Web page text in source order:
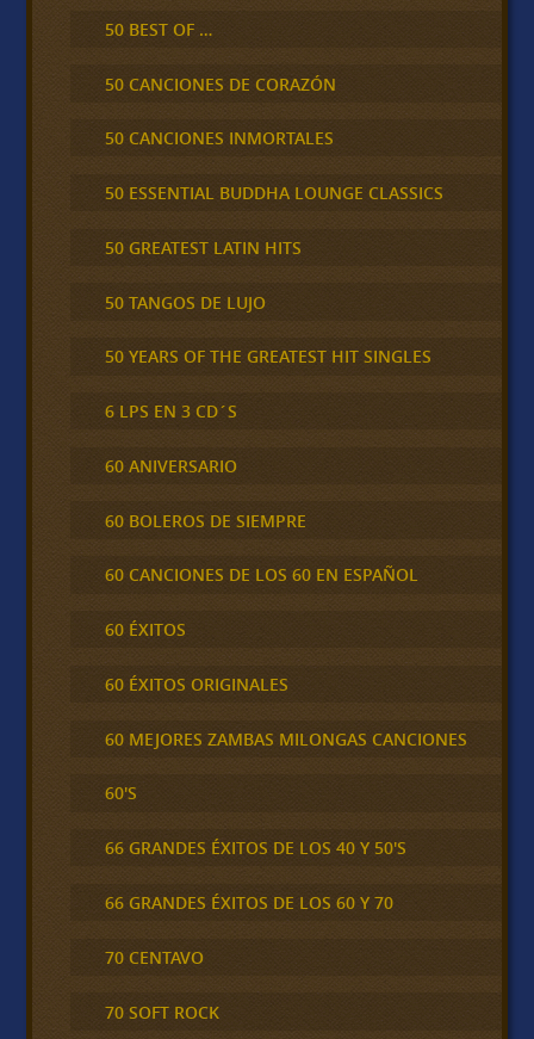
50 BEST OF …
50 CANCIONES DE CORAZÓN
50 CANCIONES INMORTALES
50 ESSENTIAL BUDDHA LOUNGE CLASSICS
50 GREATEST LATIN HITS
50 TANGOS DE LUJO
50 YEARS OF THE GREATEST HIT SINGLES
6 LPS EN 3 CD´S
60 ANIVERSARIO
60 BOLEROS DE SIEMPRE
60 CANCIONES DE LOS 60 EN ESPAÑOL
60 ÉXITOS
60 ÉXITOS ORIGINALES
60 MEJORES ZAMBAS MILONGAS CANCIONES
60'S
66 GRANDES ÉXITOS DE LOS 40 Y 50'S
66 GRANDES ÉXITOS DE LOS 60 Y 70
70 CENTAVO
70 SOFT ROCK